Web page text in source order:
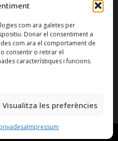
com ara galetes per
Donar el consentiment a
com ara el comportament de
consentir o retirar el
característiques i funcions.
Visualitza les preferències
Impressum